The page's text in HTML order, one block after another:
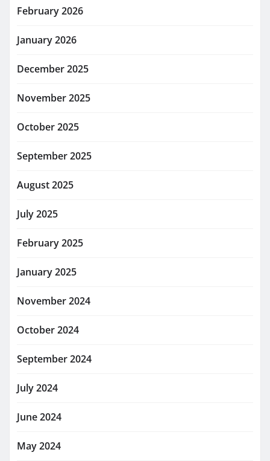
February 2026
January 2026
December 2025
November 2025
October 2025
September 2025
August 2025
July 2025
February 2025
January 2025
November 2024
October 2024
September 2024
July 2024
June 2024
May 2024